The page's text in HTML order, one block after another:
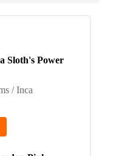
Sloth's Power
/ Inca